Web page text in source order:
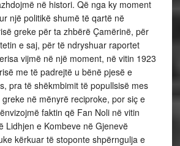
në histori. Që nga ky moment
një politikë shumë të qartë në
greke për ta zhbërë Çamërinë, për
e saj, për të ndryshuar raportet
vijmë në një moment, në vitin 1923
me të padrejtë u bënë pjesë e
pra të shëkmbimit të popullsisë mes
në mënyrë reciproke, por siç e
faktin që Fan Noli në vitin
Lidhjen e Kombeve në Gjenevë
kërkuar të stoponte shpërngulja e